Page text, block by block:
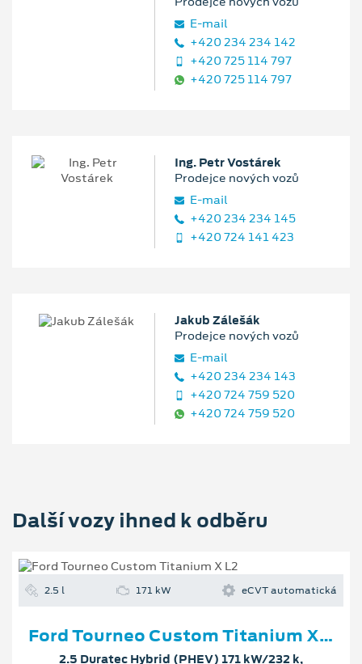
E‑mail
+420 234 234 142
+420 725 114 797
+420 725 114 797
Ing. Petr Vostárek
Prodejce nových vozů
E‑mail
+420 234 234 145
+420 724 141 423
Jakub Zálešák
Prodejce nových vozů
E‑mail
+420 234 234 143
+420 724 759 520
+420 724 759 520
Další vozy ihned k odběru
2.5 l 171 kW eCVT automatická
Ford Tourneo Custom Titanium X L2
2.5 Duratec Hybrid (PHEV) 171 kW/232 k,